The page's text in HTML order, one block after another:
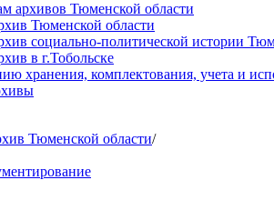
архивов Тюменской области
Тюменской области
социально-политической истории
в г.Тобольске
хранения, комплектования, учета и
Тюменской области/